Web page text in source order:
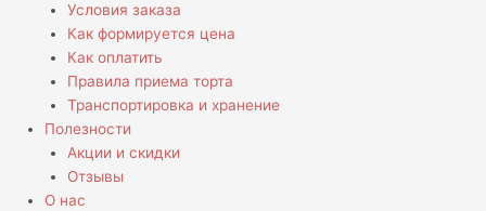
Условия заказа
Как формируется цена
Как оплатить
Правила приема торта
Транспортировка и хранение
Полезности
Акции и скидки
Отзывы
О нас